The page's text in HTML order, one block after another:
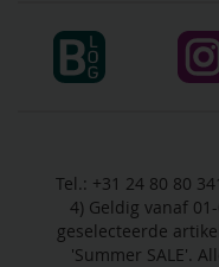
Tel.: +31 24 80 80
4) Geldig vanaf
geselecteerde
'Summer SALE'.